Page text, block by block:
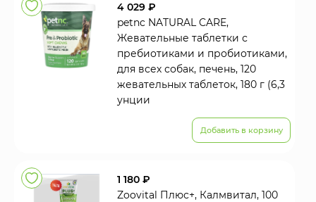
4 029 ₽
petnc NATURAL CARE,
Жевательные таблетки с
пребиотиками и пробиотиками,
для всех собак, печень, 120
жевательных таблеток, 180 г (6,3
унции
Добавить в корзину
1 180 ₽
Zoovital Плюс+, Калмвитал, 100